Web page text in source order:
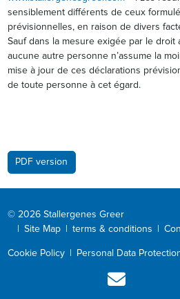
sensiblement différents de ceux
prévisionnelles, en raison de divers
Sauf dans la mesure exigée par le droit
aucune autre personne n’assume la
mise à jour de ces déclarations
de toute personne à cet égard.
PDF version
© 2026 Stallergenes Greer
Site Map terms & conditions
Cookie Policy Personal Data